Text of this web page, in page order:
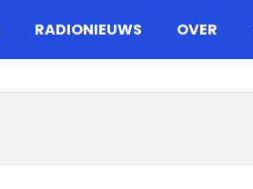
RADIONIEUWS OVER